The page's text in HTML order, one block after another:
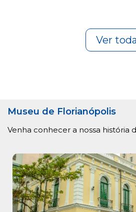
Ver
Museu de Florianópolis
Venha conhecer a nossa história